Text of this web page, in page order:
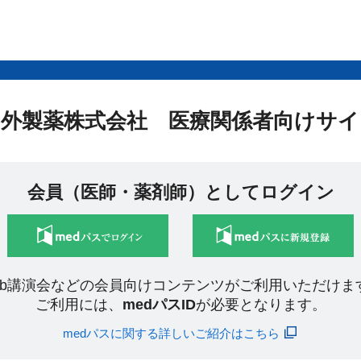
製薬株式会社 医療関係者向けサ
会員（医師・薬剤師）としてログイン
講演会などの会員向けコンテンツがご利用いただけま
ご利用には、 medパスIDが必要となります。
medパスに関する詳しいご紹介はこちら